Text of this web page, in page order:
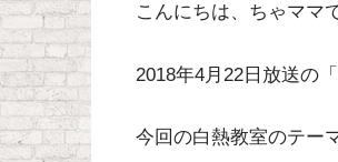
こんにちは、ちゃママ
2018年4月22日放送の
今回の白熱教室のテー